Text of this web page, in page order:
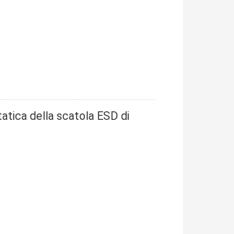
della scatola ESD di